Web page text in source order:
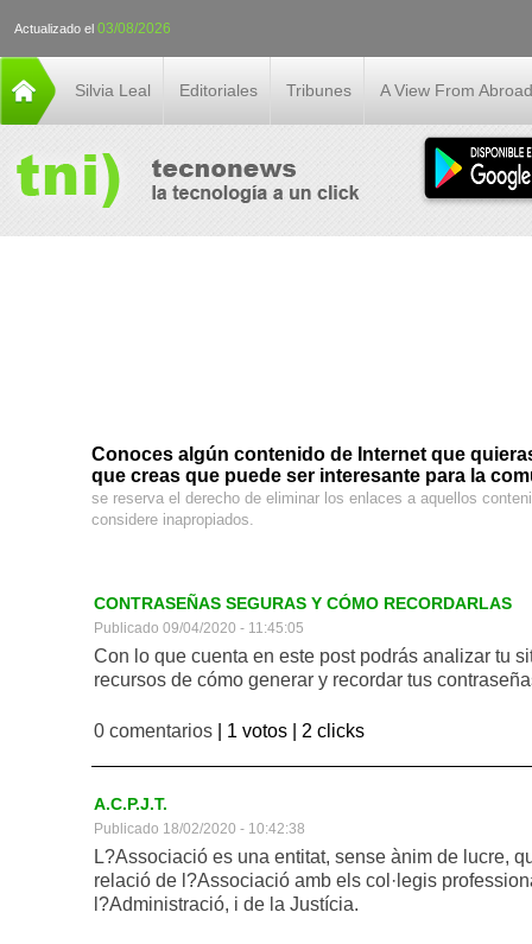
Actualizado el 03/08/2026
Silvia Leal Editoriales Tribunes A View From Abroad
Conoces algún contenido de Internet que
que creas que puede ser interesante para la
se reserva el derecho de eliminar los enlaces a aquellos
considere inapropiados.
CONTRASEÑAS SEGURAS Y CÓMO RECORDARLAS
Publicado 09/04/2020 - 11:45:05
Con lo que cuenta en este post podrás analizar tu
recursos de cómo generar y recordar tus
0 comentarios | 1 votos | 2 clicks
A.C.P.J.T.
Publicado 18/02/2020 - 10:42:38
L?Associació es una entitat, sense ànim de lucre,
relació de l?Associació amb els col·legis
l?Administració, i de la Justícia.